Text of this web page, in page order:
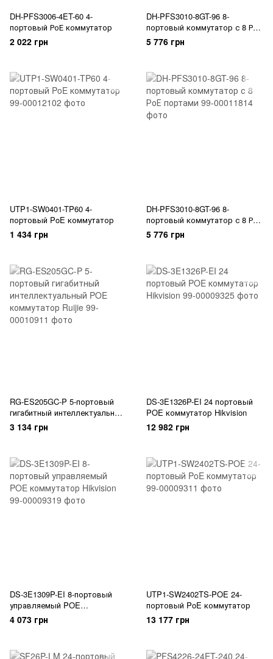
DH-PFS3006-4ET-60 4-
портовый РоЕ коммутатор
2 022 грн
DH-PFS3010-8GT-96 8-
портовый коммутатор с 8 РоЕ
портами
5 776 грн
UTP1-SW0401-TP60 4-
портовый PoE коммутатор
1 434 грн
DH-PFS3010-8GT-96 8-
портовый коммутатор с 8 РоЕ
портами
5 776 грн
RG-ES205GC-P 5-портовый
гигабитный интеллектуальный
POE коммутатор Ruijie
3 134 грн
DS-3E1326P-EI 24 портовый
POE коммутатор Hikvision
12 982 грн
DS-3E1309P-EI 8-портовый
управляемый POE
коммутатор Hikvision
4 073 грн
UTP1-SW2402TS-POE 24-
портовый PoE коммутатор
13 177 грн